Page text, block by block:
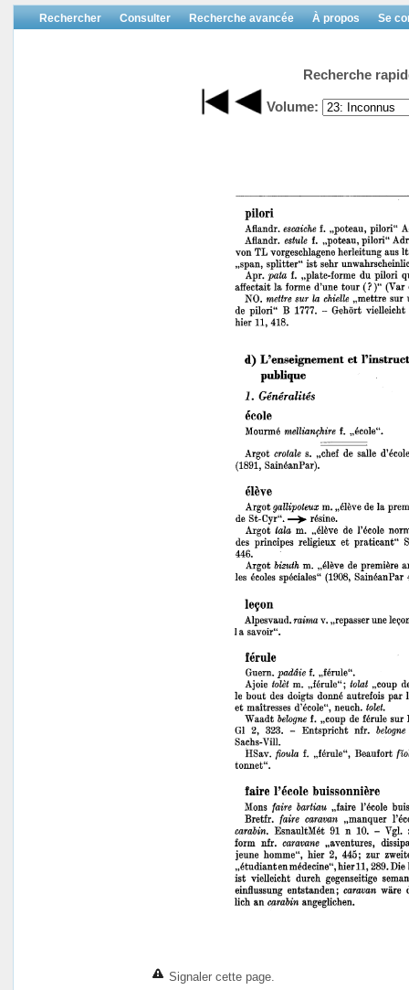
Rechercher Consulter Recherche avancée À propos Se
Recherche
Volume:
Signaler cette page.